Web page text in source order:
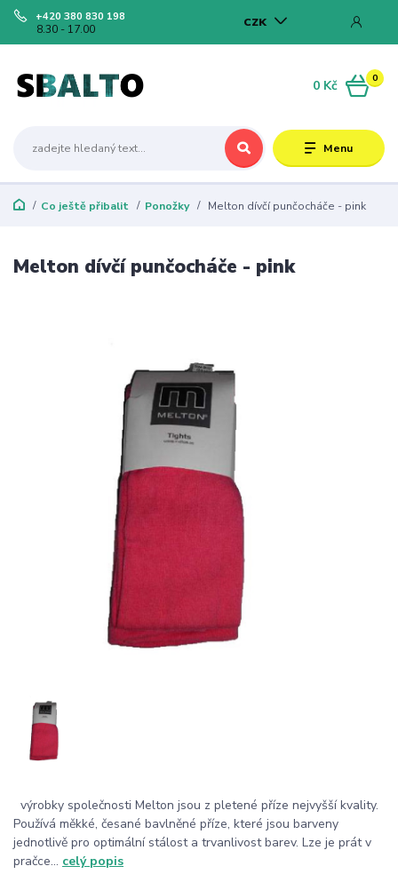
Menu
CZK
+420 380 830 198
8.30 - 17.00
0
0 Kč
Co ještě přibalit Ponožky Melton dívčí punčocháče - pink
Melton dívčí punčocháče - pink
výrobky společnosti Melton jsou z pletené příze nejvyšší kvality.
Používá měkké, česané bavlněné příze, které jsou barveny
jednotlivě pro optimální stálost a trvanlivost barev. Lze je prát v
pračce... celý popis